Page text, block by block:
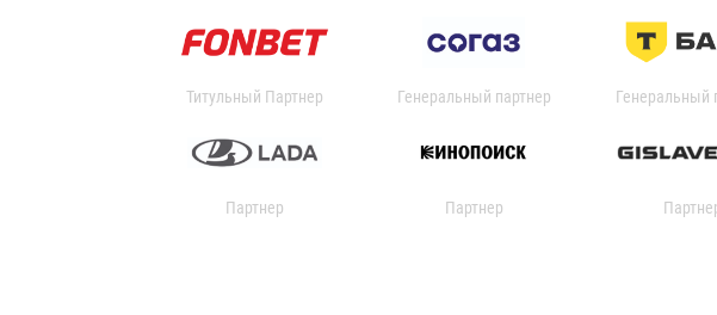
Титульный Партнер Генеральный партнер Генеральный
Партнер Партнер